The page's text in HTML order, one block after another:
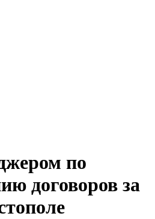
по
договоров за